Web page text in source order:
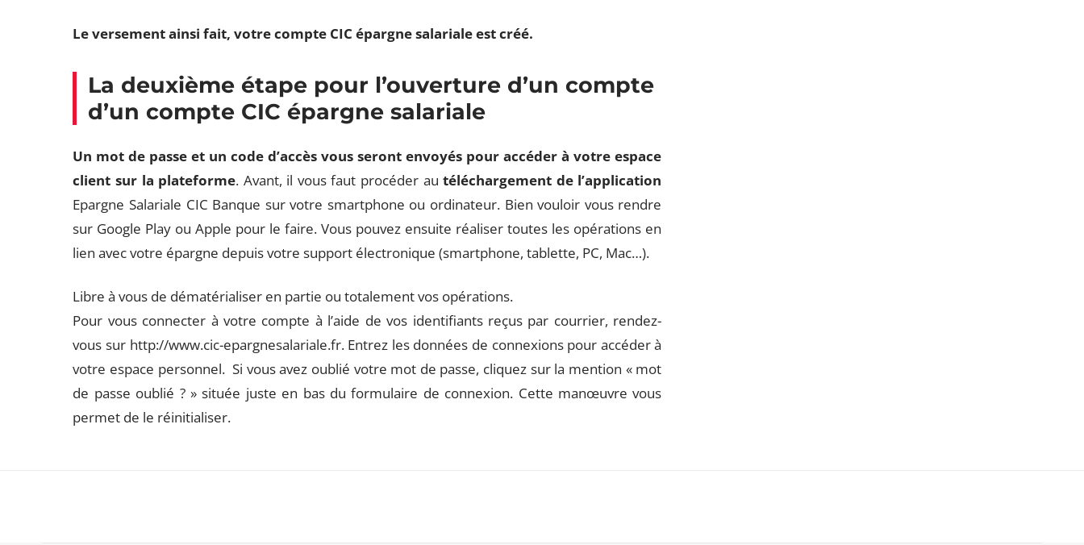
Le versement ainsi fait, votre compte CIC épargne salariale est créé.
La deuxième étape pour l’ouverture d’un compte
d’un compte CIC épargne salariale
Un mot de passe et un code d’accès vous seront envoyés pour accéder à votre espace
client sur la plateforme. Avant, il vous faut procéder autéléchargement de l’application
Epargne Salariale CIC Banque sur votre smartphone ou ordinateur. Bien vouloir vous rendre
sur Google Play ou Apple pour le faire. Vous pouvez ensuite réaliser toutes les opérations en
lien avec votre épargne depuis votre support électronique (smartphone, tablette, PC, Mac…).
Libre à vous de dématérialiser en partie ou totalement vos opérations.
Pour vous connecter à votre compte à l’aide de vos identifiants reçus par courrier, rendez-
vous sur http://www.cic-epargnesalariale.fr. Entrez les données de connexions pour accéder à
votre espace personnel. Si vous avez oublié votre mot de passe, cliquez sur la mention « mot
de passe oublié ? » située juste en bas du formulaire de connexion. Cette manœuvre vous
permet de le réinitialiser.